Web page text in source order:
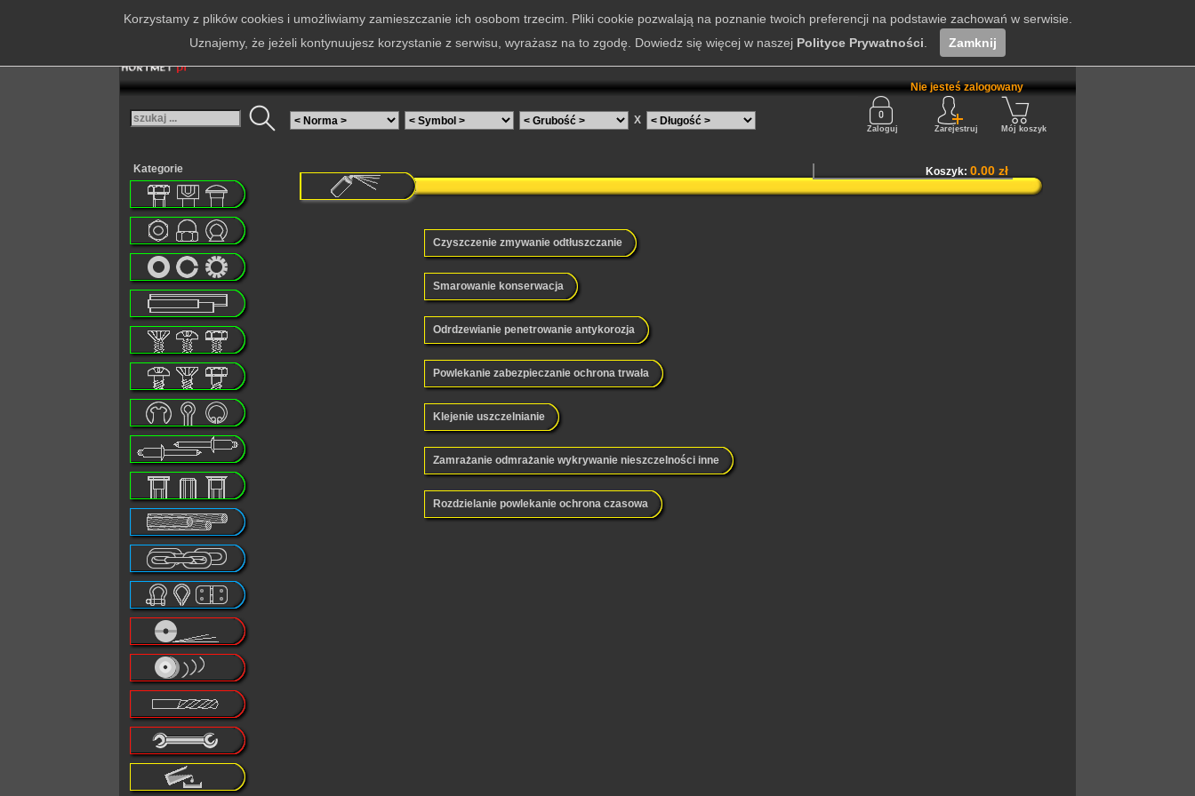
X
Nie jesteś zalogowany
Zaloguj Zarejestruj Mój koszyk
Kategorie
Czyszczenie zmywanie odtłuszczanie
Smarowanie konserwacja
Odrdzewianie penetrowanie antykorozja
Powlekanie zabezpieczanie ochrona trwała
Klejenie uszczelnianie
Zamrażanie odmrażanie wykrywanie nieszczelności inne
Rozdzielanie powlekanie ochrona czasowa
Koszyk: 0.00 zł
Korzystamy z plików cookies i umożliwiamy zamieszczanie ich osobom trzecim. Pliki cookie pozwalają na poznanie twoich preferencji na podstawie zachowań w serwisie.
Uznajemy, że jeżeli kontynuujesz korzystanie z serwisu, wyrażasz na to zgodę. Dowiedz się więcej w naszej Polityce Prywatności Zamknij